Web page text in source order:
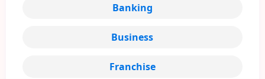
Banking
Business
Franchise